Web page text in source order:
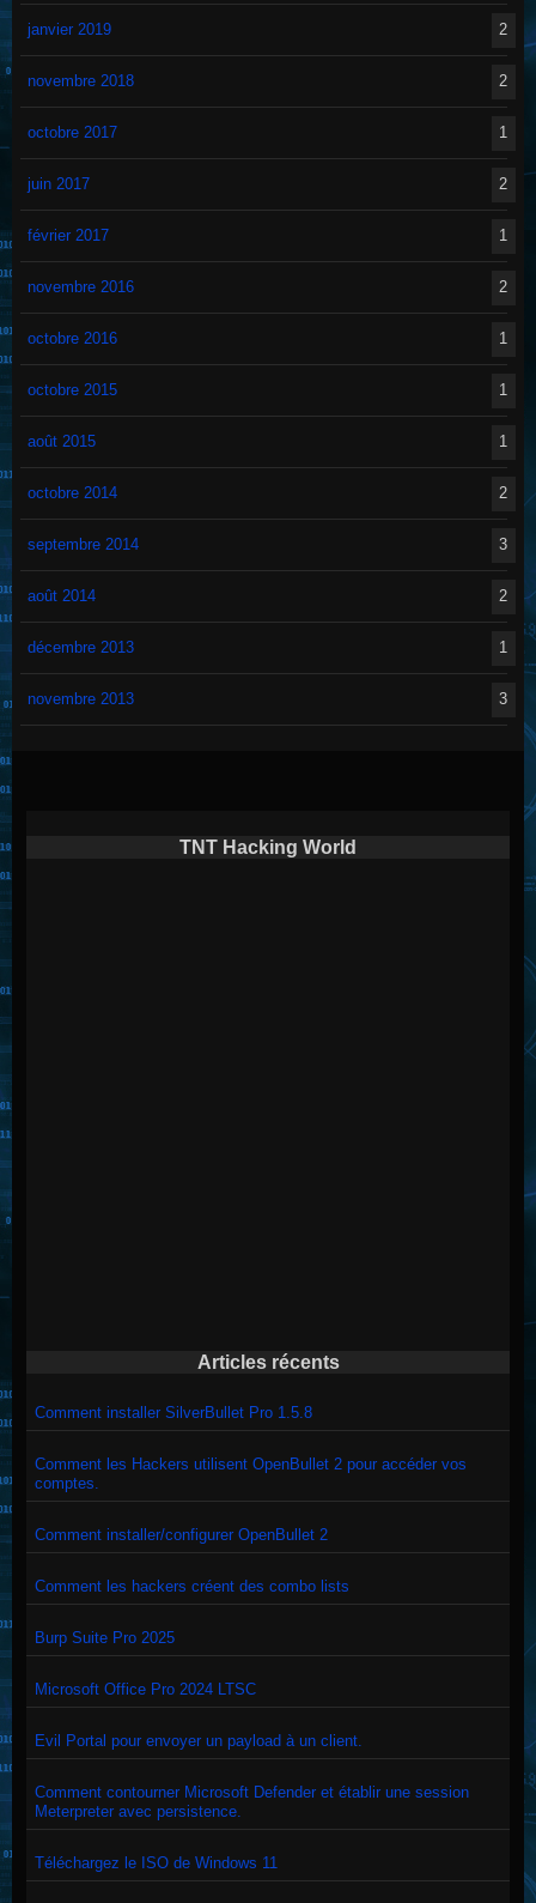
janvier 2019 2
novembre 2018 2
octobre 2017 1
juin 2017 2
février 2017 1
novembre 2016 2
octobre 2016 1
octobre 2015 1
août 2015 1
octobre 2014 2
septembre 2014 3
août 2014 2
décembre 2013 1
novembre 2013 3
TNT Hacking World
Articles récents
Comment installer SilverBullet Pro 1.5.8
Comment les Hackers utilisent OpenBullet 2 pour accéder vos
comptes.
Comment installer/configurer OpenBullet 2
Comment les hackers créent des combo lists
Burp Suite Pro 2025
Microsoft Office Pro 2024 LTSC
Evil Portal pour envoyer un payload à un client.
Comment contourner Microsoft Defender et établir une session
Meterpreter avec persistence.
Téléchargez le ISO de Windows 11